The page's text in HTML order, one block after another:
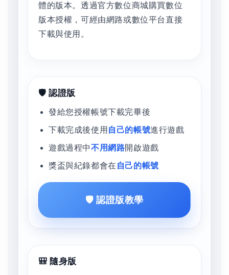
體的版本。透過官方數位商城購買數位
版本授權，可經由網路或數位平台直接
下載與使用。
🛡️ 認證版
發給您授權帳號下載完畢後
下載完成後使用 自己的帳號進行遊戲
遊戲過程中不用網路開啟遊戲
獎盃與紀錄都會在 自己的帳號
🛡️ 認證版教學
🎒 隨身版